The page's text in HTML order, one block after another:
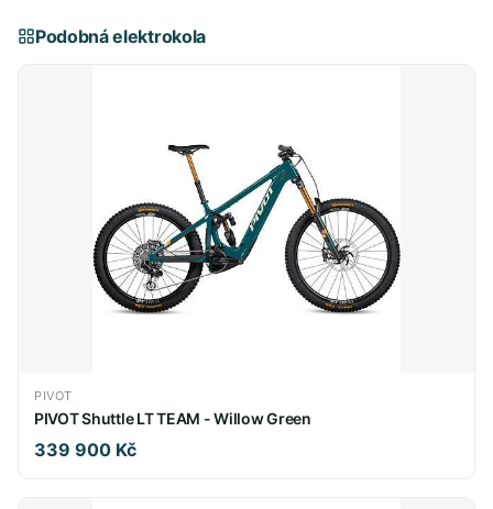
Podobná elektrokola
PIVOT
PIVOT Shuttle LT TEAM - Willow Green
339 900 Kč